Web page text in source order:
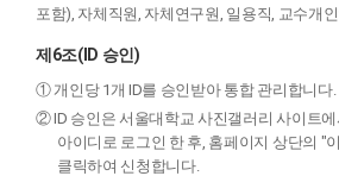
포함), 자체직원, 자체연구원, 일용직, 교수개
제6조(ID 승인)
① 개인당 1개 ID를 승인받아 통합 관리합니다.
② ID 승인은 서울대학교 사진갤러리 사이트에
아이디로 로그인 한 후, 홈페이지 상단의 "
클릭하여 신청합니다.